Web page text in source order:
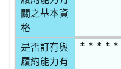
關之基本資
格
是否訂有與
履約能力有
* * * * *